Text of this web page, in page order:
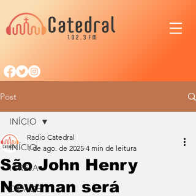
Post
INÍCIO
IGREJA
CIDADE
INÍCIO
São John Henry
Newman será
Radio Catedral
1 de ago. de 2025 4 min de leitura